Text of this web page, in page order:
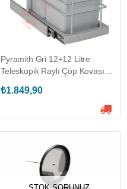
Pyramith Gri 12+12 Litre
Teleskopik Raylı Çöp Kovası
₺1.849,90
STOK SORUNUZ